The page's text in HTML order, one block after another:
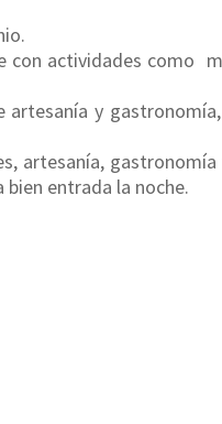
actividades como
y
artesanía,
entrada la noche.